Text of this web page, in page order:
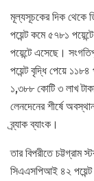
মূল্যসূচকের দিক থেকে
পয়েন্ট কমে ৫৭৮১
পয়েন্টে এসেছে।
পয়েন্ট বৃদ্ধি পেয়ে
১,৩৮৮ কোটি ৩ লাখ
লেনদেনের শীর্ষে
ব্র্যাক ব্যাংক।
তার বিপরীতে চট্টগ্রাম
সিএএসপিআই ৪২ পয়েন্ট